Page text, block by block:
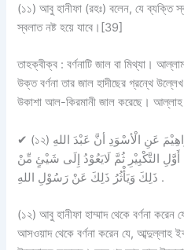
(১১) আবু হানীফা (রহঃ) বলেন, যে ব্যক্তি
স্বলাত নষ্ট হয়ে যাবে।[39]
তাহক্বীক্ব :বর্ণনাটিজাল বা মিথ্যা।
উক্ত বর্ণনা তার জাল হাদীছের গ্রন্থে
উকাশা আল-কিরমানী জাল করেছে।
✔ (১২) قَالَ أَبُوْ حَنِيْفَةَ عَنْ حَمَّادٍ عَنْ اِبْرَاهِيْمَ عَنِ الْأسْوَدِ أنَّ عَبْدَ اللهِ
التَّكْبِيْرِ ثُمَّ لَايَعُوْدُ إِلَى شَيْئٍ مِّنْ
ذَلِكَ وَيَأْثُرُ ذَلِكَ عَنْ رَسُوْلِ اللهِ .
(১২) আবু হানীফা হাম্মাদ থেকে বর্ণনা করেন
আসওয়াদ থেকে বর্ণনা করেন যে, আব্দুল্লাহ